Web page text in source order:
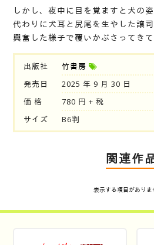
しかし、夜中に目を覚ますと犬の姿
代わりに犬耳と尻尾を生やした譲
興奮した様子で覆いかぶさってき
出版社
竹書房
発売日
2025 年 9 月 30 日
価 格
780 円 + 税
サイズ
B6判
関連作
表示する項目がありま